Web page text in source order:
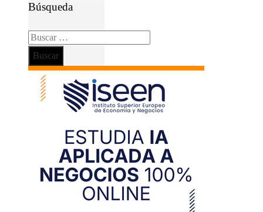
Búsqueda
Buscar: